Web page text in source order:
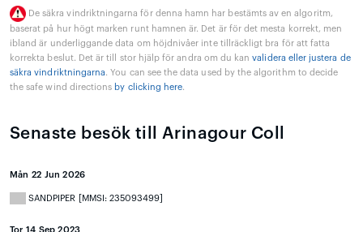
De säkra vindriktningarna för denna hamn har bestämts av en algoritm,
baserat på hur högt marken runt hamnen är. Det är för det mesta korrekt, men
ibland är underliggande data om höjdnivåer inte tillräckligt bra för att fatta
korrekta beslut. Det är till stor hjälp för andra om du kanvalidera eller justera de
säkra vindriktningarna. You can see the data used by the algorithm to decide
the safe wind directions by clicking here.
Senaste besök till Arinagour Coll
Mån 22 Jun 2026
SANDPIPER [MMSI: 235093499]
Tor 14 Sep 2023